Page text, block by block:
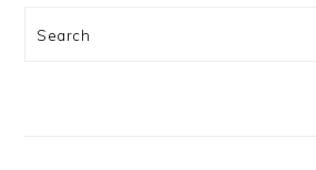
Search